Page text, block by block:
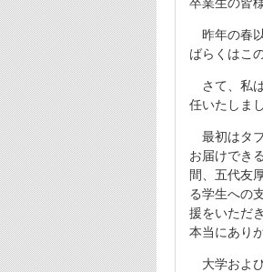
昨年の春
ばらくはこ
さて、私
任いたしま
最初はタ
お届けでき
間、五代友
る学生への
援をいただ
本当にあり
大学およ